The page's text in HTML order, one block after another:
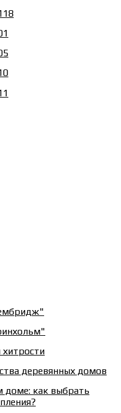
деревянных домов
доме: как выбрать